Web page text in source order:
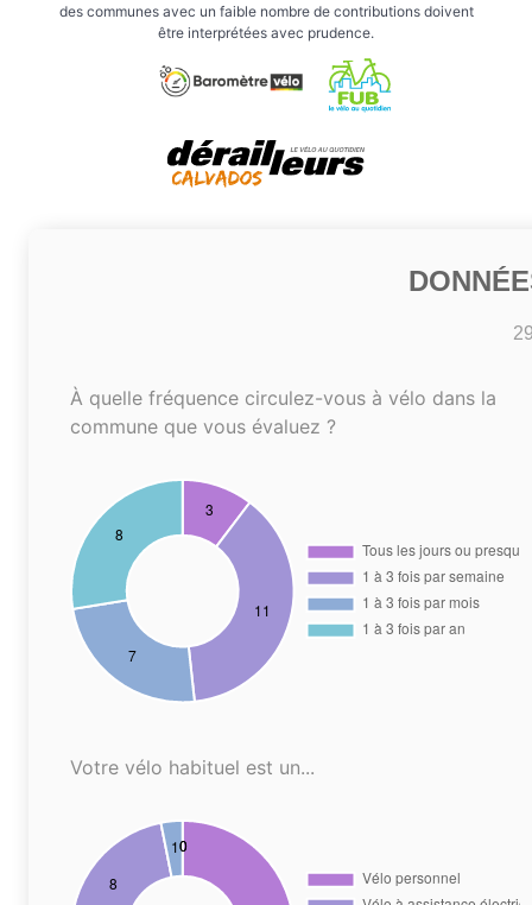
des communes avec un faible nombre de contributions doivent
être interprétées avec prudence.
À quelle fréquence circulez-vous à vélo dans la
commune que vous évaluez ?
Votre vélo habituel est un...